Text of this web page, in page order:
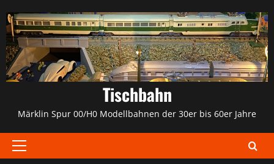
Inhalt
springen
Tischbahn
Märklin Spur 00/H0 Modellbahnen der 30er bis 60er Jahre
Primäres